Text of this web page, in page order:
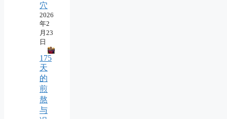
穴
2026
年2
月23
日
175
天
的
煎
熬
与